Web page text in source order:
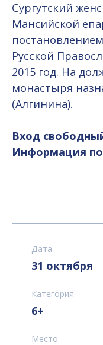
Сургутский
Мансийской
Русской
2015 год. На
монастыря
(Алгинина).
Вход
Информация по
Дата
31 октября
Категория
6+
Место